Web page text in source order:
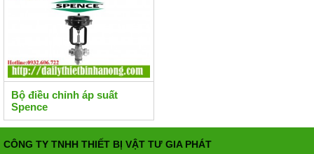
Bộ điều chỉnh áp suất
Spence
CÔNG TY TNHH THIẾT BỊ VẬT TƯ GIA PHÁT